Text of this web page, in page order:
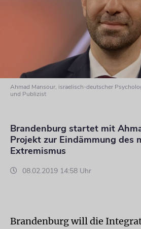
Ahmad Mansour, israelisch-deutscher
und Publizist
Brandenburg startet mit
Projekt zur Eindämmung des
Extremismus
08.02.2019 14:58 Uhr
Brandenburg will die